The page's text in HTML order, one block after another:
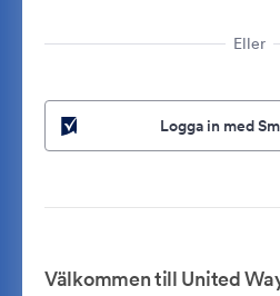
Eller
Logga in med
Välkommen till United